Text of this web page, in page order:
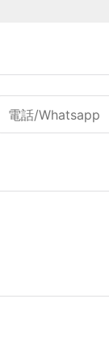
電話/whatsapp